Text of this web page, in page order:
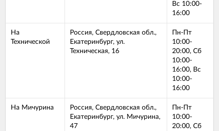
Вс 10:00-
16:00
На
Технической
Россия, Свердловская обл.,
Екатеринбург, ул.
Техническая, 16
Пн-Пт
10:00-
20:00, Сб
10:00-
16:00, Вс
10:00-
16:00
На Мичурина
Россия, Свердловская обл.,
Екатеринбург, ул. Мичурина,
47
Пн-Пт
10:00-
20:00, Сб